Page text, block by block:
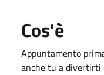
Cos'è
Appuntamento
anche tu a divertirti